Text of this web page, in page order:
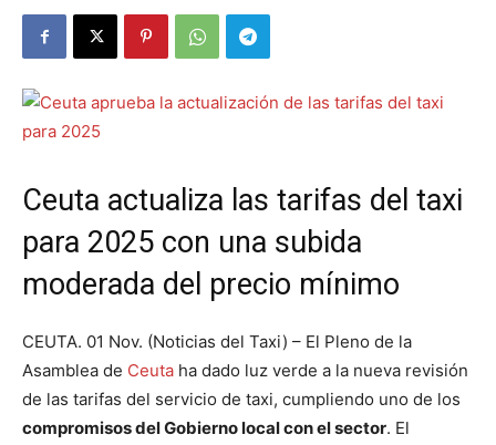
Ceuta actualiza las tarifas del taxi
para 2025 con una subida
moderada del precio mínimo
CEUTA. 01 Nov. (Noticias del Taxi) – El Pleno de la
Asamblea de Ceuta ha dado luz verde a la nueva revisión
de las tarifas del servicio de taxi, cumpliendo uno de los
compromisos del Gobierno local con el sector. El